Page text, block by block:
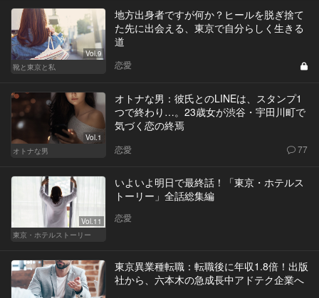
Vol.9
靴と東京と私
地方出身者ですが何か？ヒールを脱ぎ捨て
た先に出会える、東京で自分らしく生きる
道
恋愛
Vol.1
オトナな男
オトナな男：彼氏とのLINEは、スタンプ1
つで終わり…。23歳女が渋谷・宇田川町で
気づく恋の終焉
恋愛 77
Vol.11
東京・ホテルストーリー
いよいよ明日で最終話！「東京・ホテルス
トーリー」全話総集編
恋愛
東京異業種転職：転職後に年収1.8倍！出版
社から、六本木の急成長中アドテク企業へ